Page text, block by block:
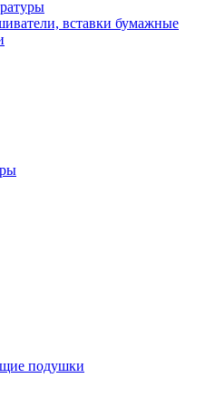
вставки бумажные
подушки